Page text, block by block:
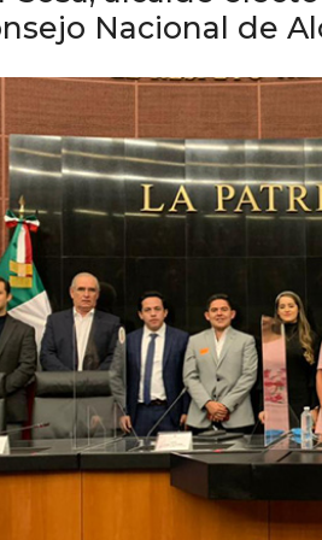
Nacional de